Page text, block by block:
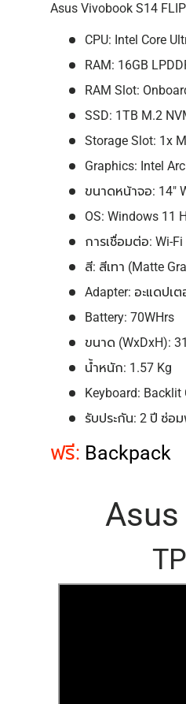
Asus Vivobook S14
CPU: Intel Core
RAM: 16GB
RAM Slot:
SSD: 1TB M.2
Storage Slot: 1x
Graphics: Intel
ขนาดหน้าจอ: 14"
OS: Windows 11
การเชื่อมต่อ: Wi-
สี: สีเทา (Matte
Adapter: อะแดปเต
Battery: 70WHrs
ขนาด (WxDxH):
น้ำหนัก: 1.57 Kg
Keyboard: Backlit
รับประกัน: 2 ปี ซ่อ
ฟรี: Backpack
Asus